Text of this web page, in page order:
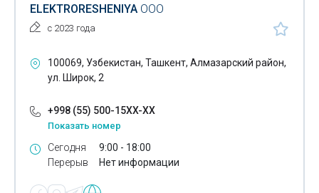
Системы безопасности для дома
Системы безопасности для офиса
Системы видеонаблюдения
Солнечные низковольтные системы
Солнечные прожекторы
ELEKTRORESHENIYA ООО
с 2023 года
100069, Узбекистан, Ташкент, Алмазарский район,
ул. Широк, 2
+998 (55) 500-15XX-XX
Показать номер
Сегодня
Перерыв
9:00 - 18:00
Нет информации